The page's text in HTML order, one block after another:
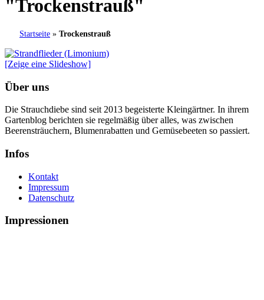
"Trockenstrauß"
Startseite » Trockenstrauß
[Zeige eine Slideshow]
Über uns
Die Strauchdiebe sind seit 2013 begeisterte Kleingärtner. In ihrem
Gartenblog berichten sie regelmäßig über alles, was zwischen
Beerensträuchern, Blumenrabatten und Gemüsebeeten so passiert.
Infos
Kontakt
Impressum
Datenschutz
Impressionen